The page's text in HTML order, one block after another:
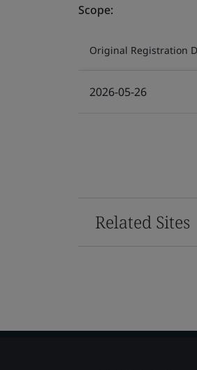
Scope:
Original Registration
2026-05-26
Related Sites